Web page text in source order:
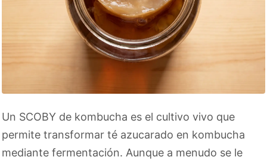
Un SCOBY de kombucha es el cultivo vivo que
permite transformar té azucarado en kombucha
mediante fermentación. Aunque a menudo se le